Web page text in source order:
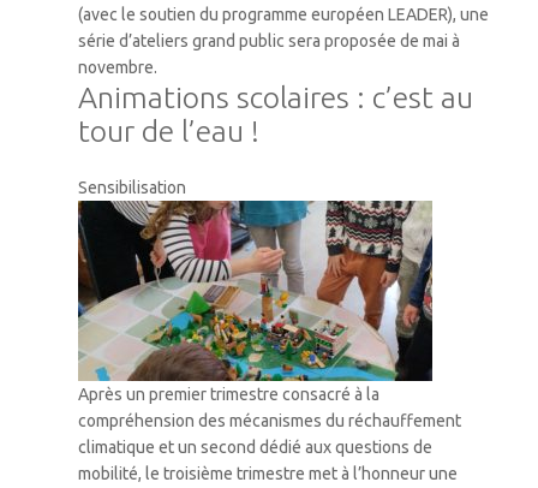
(avec le soutien du programme européen LEADER), une
série d’ateliers grand public sera proposée de mai à
novembre.
Animations scolaires : c’est au
tour de l’eau !
Sensibilisation
Après un premier trimestre consacré à la
compréhension des mécanismes du réchauffement
climatique et un second dédié aux questions de
mobilité, le troisième trimestre met à l’honneur une